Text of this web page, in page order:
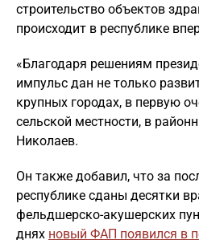
строительство объектов
происходит в республике
«Благодаря решениям
импульс дан не только
крупных городах, в первую
сельской местности, в
Николаев.
Он также добавил, что за
республике сданы десятки
фельдшерско-акушерских
днях новый ФАП появился в